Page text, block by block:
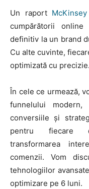
Un raport
cumpărătorii
definitiv la un brand
Cu alte cuvinte,
optimizată cu precizie.
În cele ce urmează,
funnelului
conversiile și
pentru fiecare
transformarea
comenzii. Vom
tehnologiilor
optimizare pe 6 luni.